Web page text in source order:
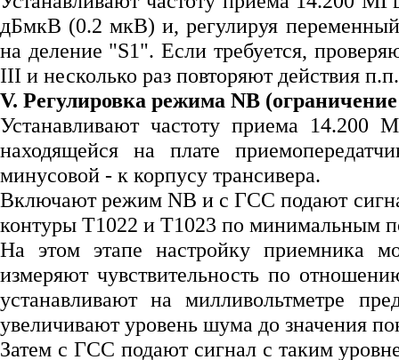
дБмкВ (0.2 мкВ) и, регулируя переменный
на деление "S1". Если требуется,
III и несколько раз повторяют действия
V. Регулировка режима NB
Устанавливают частоту приема
находящейся на плате
минусовой - к корпусу трансивера.
Включают режим NB и с ГСС подают
контуры Т1022 и Т1023 по минимальным
На этом этапе настройку приемника
измеряют чувствительность по
устанавливают на милливольтметре
увеличивают уровень шума до значения
Затем с ГСС подают сигнал с таким